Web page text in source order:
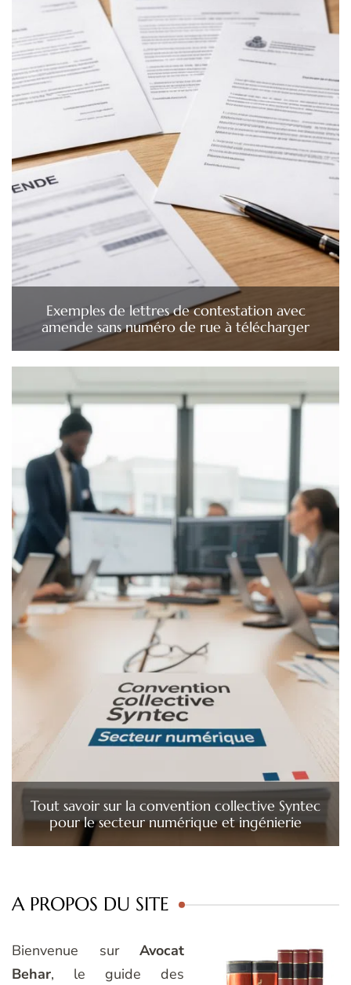
Exemples de lettres de contestation avec
amende sans numéro de rue à télécharger
Tout savoir sur la convention collective Syntec
pour le secteur numérique et ingénierie
A PROPOS DU SITE
Bienvenue sur Avocat
Behar, le guide des